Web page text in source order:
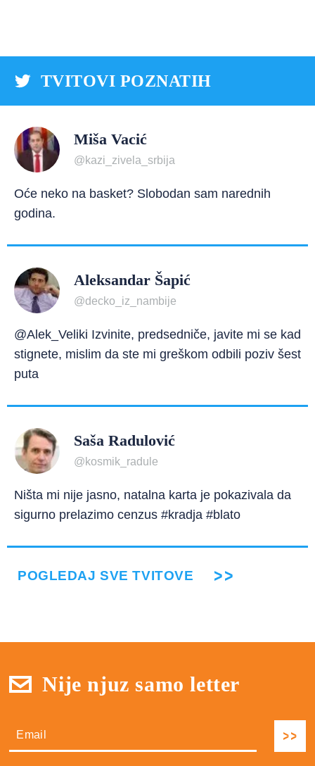
TVITOVI POZNATIH
Miša Vacić
@kazi_zivela_srbija
Oće neko na basket? Slobodan sam narednih
godina.
Aleksandar Šapić
@decko_iz_nambije
@Alek_Veliki Izvinite, predsedniče, javite mi se kad
stignete, mislim da ste mi greškom odbili poziv šest
puta
Saša Radulović
@kosmik_radule
Ništa mi nije jasno, natalna karta je pokazivala da
sigurno prelazimo cenzus #kradja #blato
POGLEDAJ SVE TVITOVE
Nije njuz samo letter